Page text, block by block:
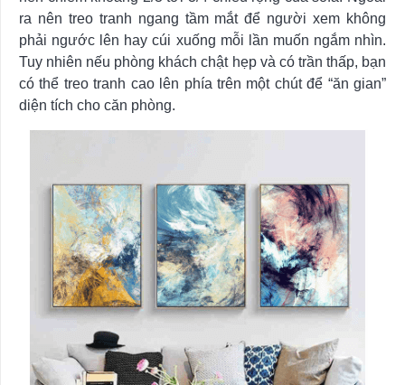
ra nên treo tranh ngang tầm mắt để người xem không
phải ngước lên hay cúi xuống mỗi lần muốn ngắm nhìn.
Tuy nhiên nếu phòng khách chật hẹp và có trần thấp, bạn
có thể treo tranh cao lên phía trên một chút để “ăn gian”
diện tích cho căn phòng.